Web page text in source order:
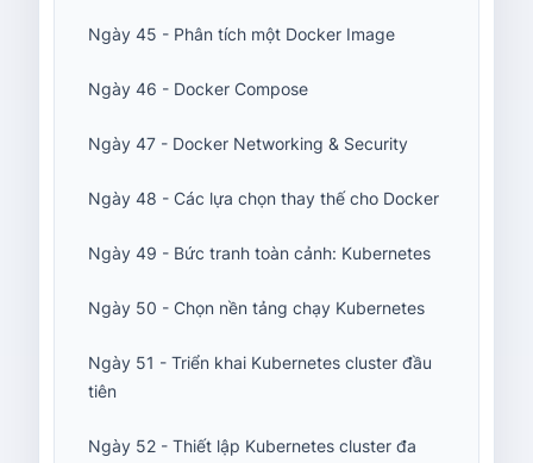
Ngày 45 - Phân tích một Docker Image
Ngày 46 - Docker Compose
Ngày 47 - Docker Networking & Security
Ngày 48 - Các lựa chọn thay thế cho Docker
Ngày 49 - Bức tranh toàn cảnh: Kubernetes
Ngày 50 - Chọn nền tảng chạy Kubernetes
Ngày 51 - Triển khai Kubernetes cluster đầu
tiên
Ngày 52 - Thiết lập Kubernetes cluster đa